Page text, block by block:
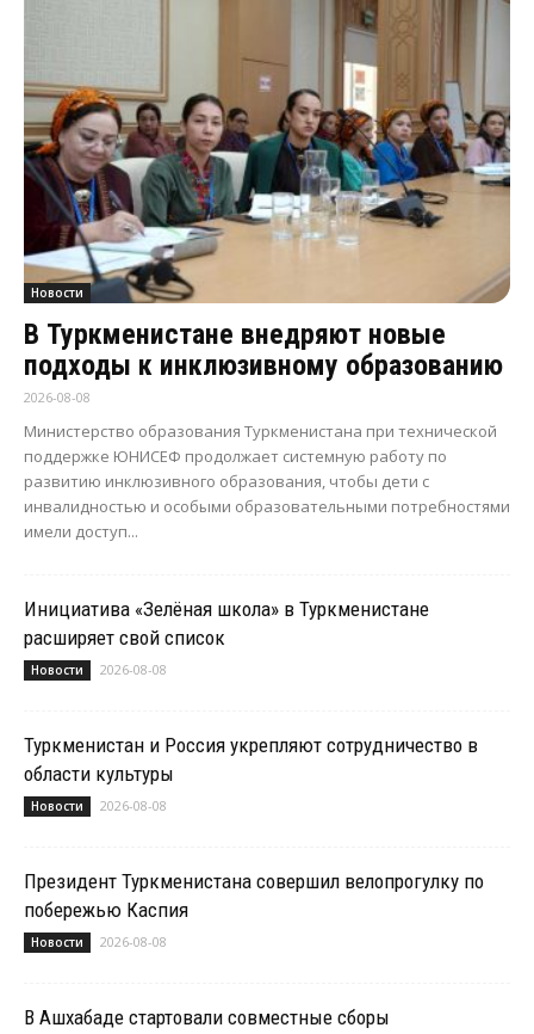
Новости
В Туркменистане внедряют новые
подходы к инклюзивному образованию
2026-08-08
Министерство образования Туркменистана при технической
поддержке ЮНИСЕФ продолжает системную работу по
развитию инклюзивного образования, чтобы дети с
инвалидностью и особыми образовательными потребностями
имели доступ...
Инициатива «Зелёная школа» в Туркменистане
расширяет свой список
Новости 2026-08-08
Туркменистан и Россия укрепляют сотрудничество в
области культуры
Новости 2026-08-08
Президент Туркменистана совершил велопрогулку по
побережью Каспия
Новости 2026-08-08
В Ашхабаде стартовали совместные сборы